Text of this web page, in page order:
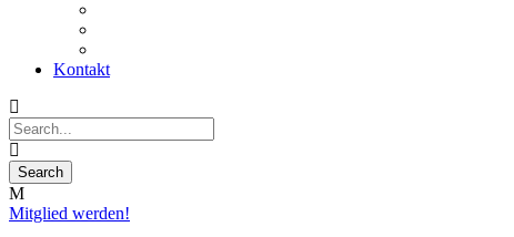
Kontakt
Mitglied werden!